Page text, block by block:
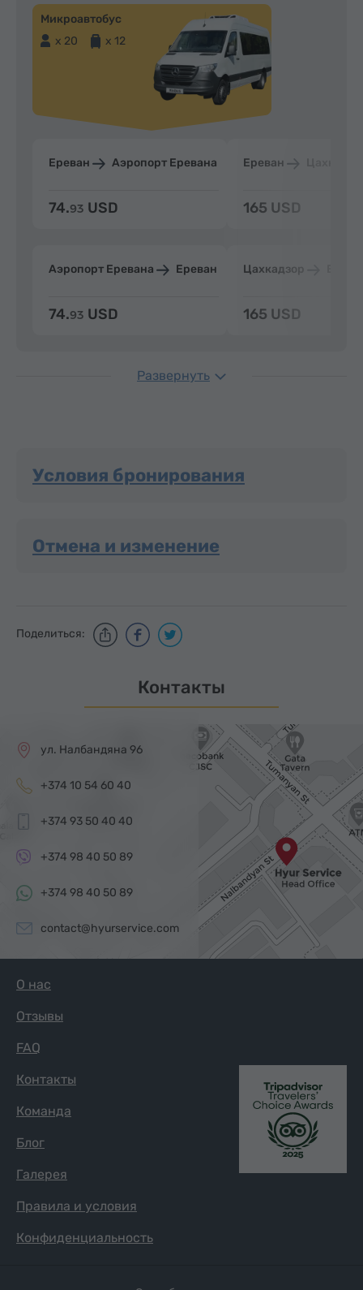
Микроавтобус
x 20
x 12
Ереван Аэропорт Еревана
74.93 USD
Аэропорт Еревана Ереван
74.93 USD
Ереван
165 USD
Цахкадзор
165 USD
Развернуть
Условия бронирования
Отмена и изменение
Поделиться:
Контакты
ул. Налбандяна 96
+374 10 54 60 40
+374 93 50 40 40
+374 98 40 50 89
+374 98 40 50 89
contact@hyurservice.com
О нас
Отзывы
FAQ
Контакты
Команда
Блог
Галерея
Правила и условия
Конфиденциальность